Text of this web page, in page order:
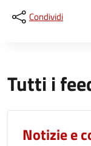
Condividi
Tutti i
Notizie e